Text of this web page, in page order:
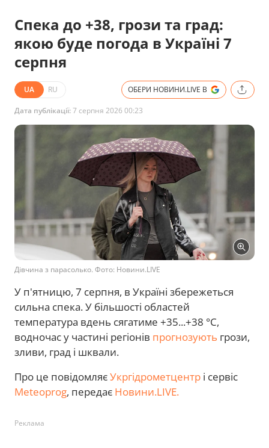
Спека до +38, грози та град:
якою буде погода в Україні 7
серпня
UA RU ОБЕРИ НОВИНИ.LIVE В
Дата публікації:7 серпня 2026 00:23
Дівчина з парасолько. Фото: Новини.LIVE
У п'ятницю, 7 серпня, в Україні збережеться
сильна спека. У більшості областей
температура вдень сягатиме +35...+38 °C,
водночас у частині регіонів прогнозують грози,
зливи, град і шквали.
Про це повідомляєУкргідрометцентр і сервіс
Meteoprog, передає Новини.LIVE.
Реклама